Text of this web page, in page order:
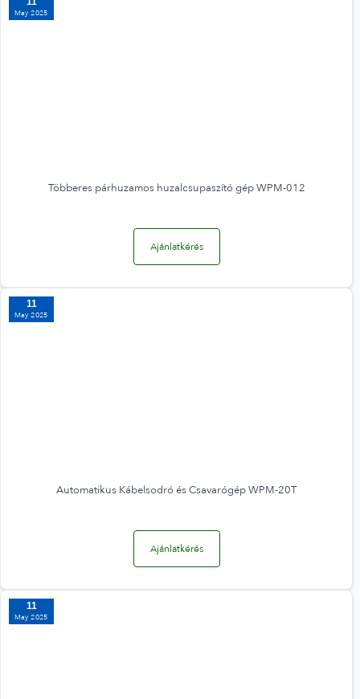
May 2025
Többeres párhuzamos huzalcsupaszító gép WPM-012
Ajánlatkérés
11
May 2025
Automatikus Kábelsodró és Csavarógép WPM-20T
Ajánlatkérés
11
May 2025